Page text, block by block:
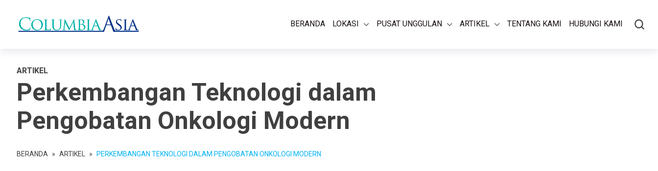
BERANDA LOKASI PUSAT UNGGULAN ARTIKEL TENTANG KAMI HUBUNGI KAMI
ARTIKEL
Perkembangan Teknologi dalam
Pengobatan Onkologi Modern
BERANDA » ARTIKEL » PERKEMBANGAN TEKNOLOGI DALAM PENGOBATAN ONKOLOGI MODERN